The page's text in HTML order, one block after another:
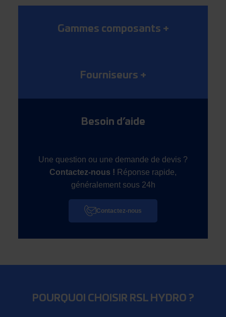
Gammes composants +
Fourniseurs +
Besoin d’aide
Une question ou une demande de devis ?
Contactez-nous ! Réponse rapide,
généralement sous 24h
Contactez-nous
POURQUOI CHOISIR RSL HYDRO ?